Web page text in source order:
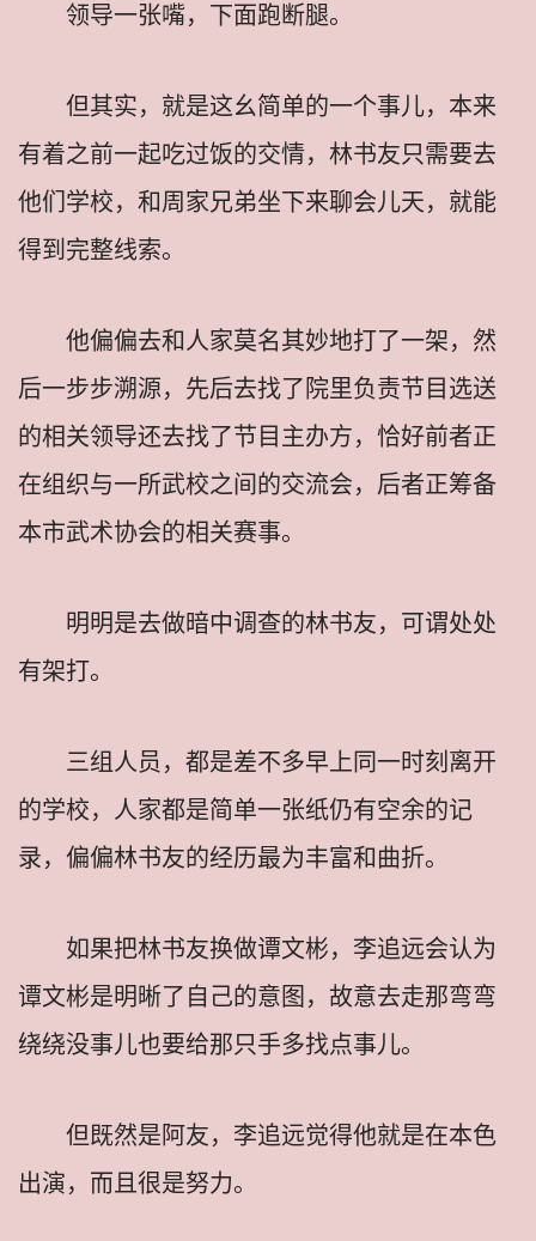
领导一张嘴，下面跑断腿。
但其实，就是这幺简单的一个事儿，本来
有着之前一起吃过饭的交情，林书友只需要去
他们学校，和周家兄弟坐下来聊会儿天，就能
得到完整线索。
他偏偏去和人家莫名其妙地打了一架，然
后一步步溯源，先后去找了院里负责节目选送
的相关领导还去找了节目主办方，恰好前者正
在组织与一所武校之间的交流会，后者正筹备
本市武术协会的相关赛事。
明明是去做暗中调查的林书友，可谓处处
有架打。
三组人员，都是差不多早上同一时刻离开
的学校，人家都是简单一张纸仍有空余的记
录，偏偏林书友的经历最为丰富和曲折。
如果把林书友换做谭文彬，李追远会认为
谭文彬是明晰了自己的意图，故意去走那弯弯
绕绕没事儿也要给那只手多找点事儿。
但既然是阿友，李追远觉得他就是在本色
出演，而且很是努力。